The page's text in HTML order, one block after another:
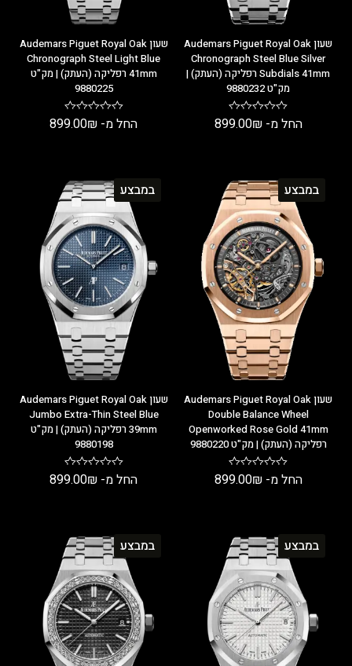
שעון Audemars Piguet Royal Oak
Chronograph Steel Blue Silver
Subdials 41mm רפליקה (העתק) |
מק"ט 9880232
החל מ- 899.00₪
שעון Audemars Piguet Royal Oak
Chronograph Steel Light Blue
41mm רפליקה (העתק) | מק"ט
9880225
החל מ- 899.00₪
במבצע
שעון Audemars Piguet Royal Oak
Double Balance Wheel
Openworked Rose Gold 41mm
רפליקה (העתק) | מק"ט 9880220
החל מ- 899.00₪
במבצע
שעון Audemars Piguet Royal Oak
Jumbo Extra-Thin Steel Blue
39mm רפליקה (העתק) | מק"ט
9880198
החל מ- 899.00₪
במבצע במבצע